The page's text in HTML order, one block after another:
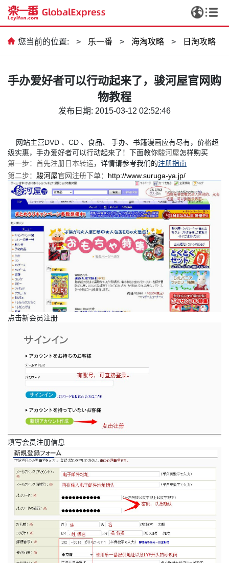
您当前的位置: > 乐一番 > 海淘攻略 > 日淘攻略
手办爱好者可以行动起来了，骏河屋官网购
物教程
发布日期: 2015-03-12 02:52:46
网站主营DVD 、CD 、食品、 手办、书籍漫画应有尽有，价格超
级实惠，手办爱好者可以行动起来了！下面教你駿河屋怎样购买
第一步：首先注册日本转运，详情请参考我们的注册指南
第二步： 駿河屋官网注册下单： http://www.suruga-ya.jp/
点击新会员注册
填写会员注册信息